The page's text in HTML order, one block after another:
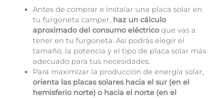
Antes de comprar e instalar una placa solar en
tu furgoneta camper, haz un cálculo
aproximado del consumo eléctricoque vas a
tener en tu furgoneta. Así podrás elegir el
tamaño, la potencia y el tipo de placa solar más
adecuado para tus necesidades.
Para maximizar la producción de energía solar,
orienta las placas solares hacia el sur (en el
hemisferio norte) o hacia el norte (en el